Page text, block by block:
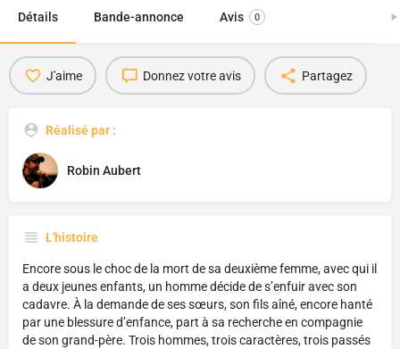
Détails Bande-annonce Avis 0
J'aime Donnez votre avis Partagez
Réalisé par :
Robin Aubert
L'histoire
Encore sous le choc de la mort de sa deuxième femme, avec qui il
a deux jeunes enfants, un homme décide de s’enfuir avec son
cadavre. À la demande de ses sœurs, son fils aîné, encore hanté
par une blessure d’enfance, part à sa recherche en compagnie
de son grand-père. Trois hommes, trois caractères, trois passés